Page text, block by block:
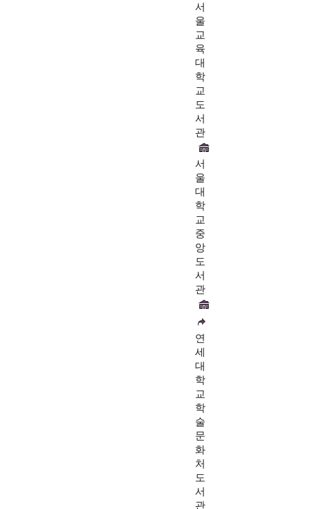
서
울
교
육
대
학
교
도
서
관
서
울
대
학
교
중
앙
도
서
관
연
세
대
학
교
학
술
문
화
처
도
서
관